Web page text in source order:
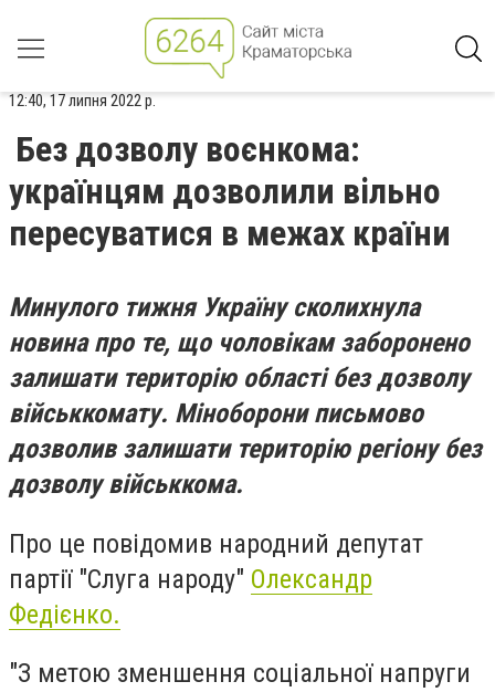
12:40, 17 липня 2022 р.
Без дозволу воєнкома:
українцям дозволили вільно
пересуватися в межах країни
Минулого тижня Україну сколихнула
новина про те, що чоловікам заборонено
залишати територію області без дозволу
військкомату. Міноборони письмово
дозволив залишати територію регіону без
дозволу військкома.
Про це повідомив народний депутат
партії "Слуга народу" Олександр
Федієнко.
"З метою зменшення соціальної напруги